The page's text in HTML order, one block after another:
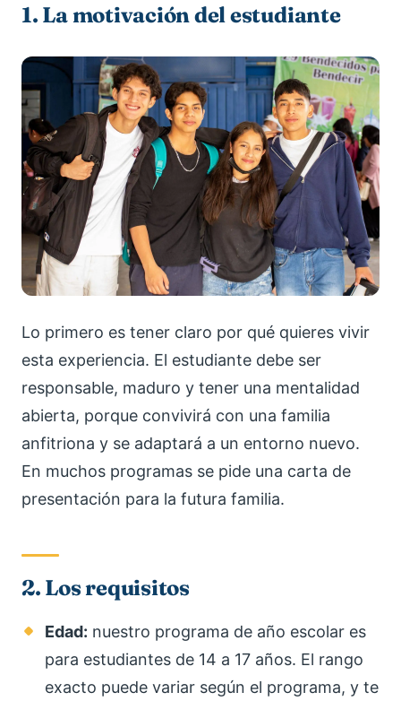
1. La motivación del estudiante
Lo primero es tener claro por qué quieres vivir
esta experiencia. El estudiante debe ser
responsable, maduro y tener una mentalidad
abierta, porque convivirá con una familia
anfitriona y se adaptará a un entorno nuevo.
En muchos programas se pide una carta de
presentación para la futura familia.
2. Los requisitos
Edad: nuestro programa de año escolar es
para estudiantes de 14 a 17 años. El rango
exacto puede variar según el programa, y te